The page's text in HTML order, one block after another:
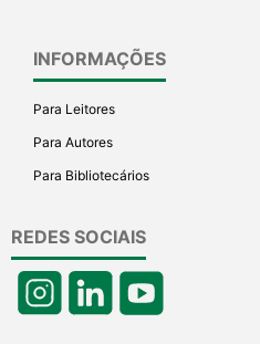
INFORMAÇÕES
Para Leitores
Para Autores
Para Bibliotecários
REDES SOCIAIS